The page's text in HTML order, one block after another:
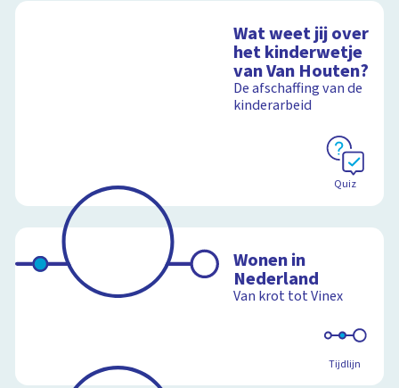
Wat weet jij over
het kinderwetje
van Van Houten?
De afschaffing van de
kinderarbeid
Quiz
Wonen in
Nederland
Van krot tot Vinex
Tijdlijn